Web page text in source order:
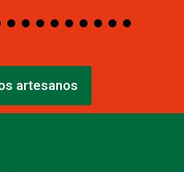
artesanos